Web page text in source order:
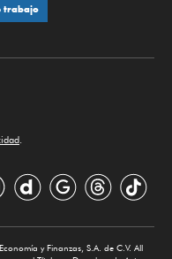
trabajo
.
y Finanzas, S.A. de C.V. All